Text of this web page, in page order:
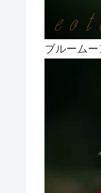
ブルームー